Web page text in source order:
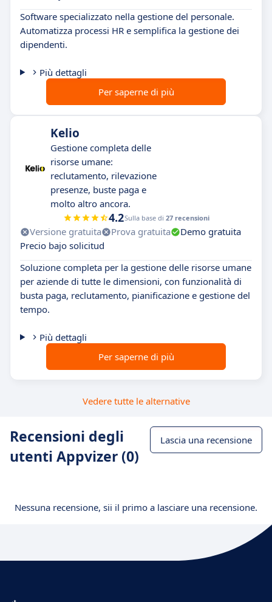
Software specializzato nella gestione del personale.
Automatizza processi HR e semplifica la gestione dei
dipendenti.
Più dettagli
Per saperne di più
Kelio
Gestione completa delle
risorse umane:
reclutamento, rilevazione
presenze, buste paga e
molto altro ancora.
4.2Sulla base di 27 recensioni
Versione gratuita Prova gratuita
Demo gratuita
Precio bajo solicitud
Soluzione completa per la gestione delle risorse umane
per aziende di tutte le dimensioni, con funzionalità di
busta paga, reclutamento, pianificazione e gestione del
tempo.
Più dettagli
Per saperne di più
Vedere tutte le alternative
Recensioni degli
utenti Appvizer (0)
Lascia una recensione
Nessuna recensione, sii il primo a lasciare una recensione.